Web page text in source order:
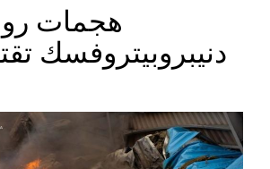
هجمات
دنيبروبيتروفسك